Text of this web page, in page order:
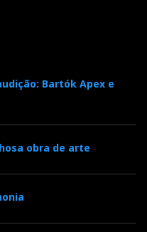
Bartók Apex e
obra de arte